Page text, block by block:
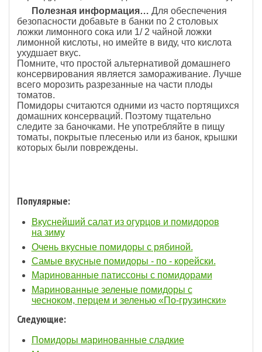
Полезная информация… Для обеспечения
безопасности добавьте в банки по 2 столовых
ложки лимонного сока или 1/ 2 чайной ложки
лимонной кислоты, но имейте в виду, что кислота
ухудшает вкус.
Помните, что простой альтернативой домашнего
консервирования является замораживание. Лучше
всего морозить разрезанные на части плоды
томатов.
Помидоры считаются одними из часто портящихся
домашних консерваций. Поэтому тщательно
следите за баночками. Не употребляйте в пищу
томаты, покрытые плесенью или из банок, крышки
которых были повреждены.
Популярные:
Вкуснейший салат из огурцов и помидоров
на зиму
Очень вкусные помидоры с рябиной.
Самые вкусные помидоры - по - корейски.
Маринованные патиссоны с помидорами
Маринованные зеленые помидоры с
чесноком, перцем и зеленью «По-грузински»
Следующие:
Помидоры маринованные сладкие